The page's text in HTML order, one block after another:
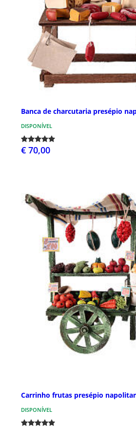
Banca de charcutaria presépio
DISPONÍVEL
€ 70,00
Carrinho frutas presépio
DISPONÍVEL